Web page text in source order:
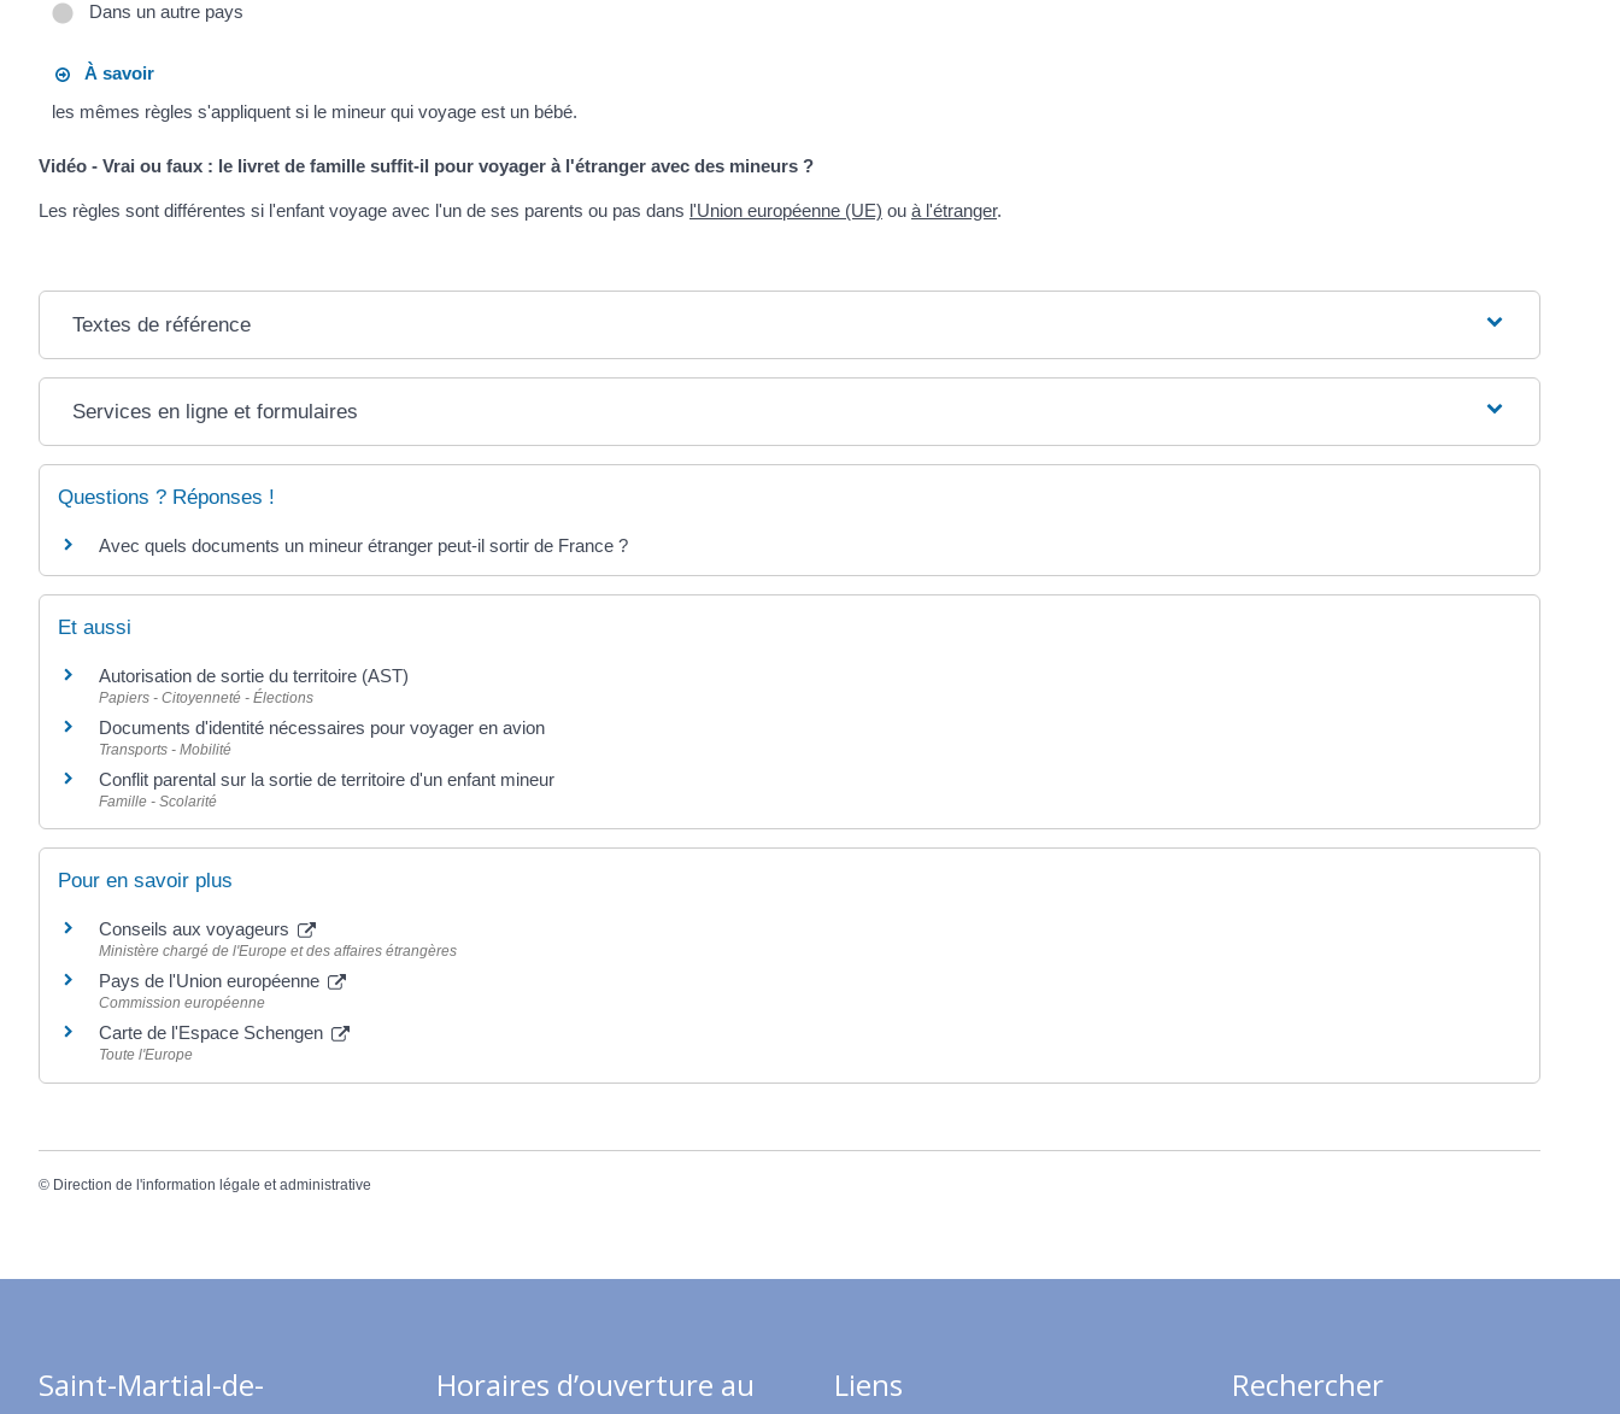
Dans un autre pays
À savoir
les mêmes règles s'appliquent si le mineur qui voyage est un bébé.
Vidéo - Vrai ou faux : le livret de famille suffit-il pour voyager à l'étranger avec des mineurs ?
Les règles sont différentes si l'enfant voyage avec l'un de ses parents ou pas dans l'Union européenne (UE) ou à l'étranger.
Textes de référence
Services en ligne et formulaires
Questions ? Réponses !
Avec quels documents un mineur étranger peut-il sortir de France ?
Et aussi
Autorisation de sortie du territoire (AST)
Papiers - Citoyenneté - Élections
Documents d'identité nécessaires pour voyager en avion
Transports - Mobilité
Conflit parental sur la sortie de territoire d'un enfant mineur
Famille - Scolarité
Pour en savoir plus
Conseils aux voyageurs
Ministère chargé de l'Europe et des affaires étrangères
Pays de l'Union européenne
Commission européenne
Carte de l'Espace Schengen
Toute l'Europe
© Direction de l'information légale et administrative
Saint-Martial-de-
Horaires d’ouverture au
Liens Rechercher